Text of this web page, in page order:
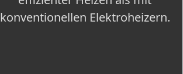
konventionellen Elektroheizern.